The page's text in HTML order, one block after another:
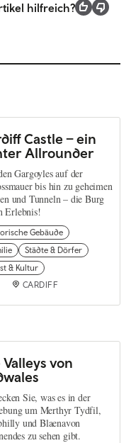
hilfreich?
Castle – ein
Allrounder
Gargoyles auf der
bis hin zu geheimen
und Tunneln – die Burg
Erlebnis!
Gebäude
Städte & Dörfer
& Kultur
CARDIFF
Valleys von
Sie, was es in der
um Merthyr Tydfil,
und Blaenavon
zu sehen gibt.